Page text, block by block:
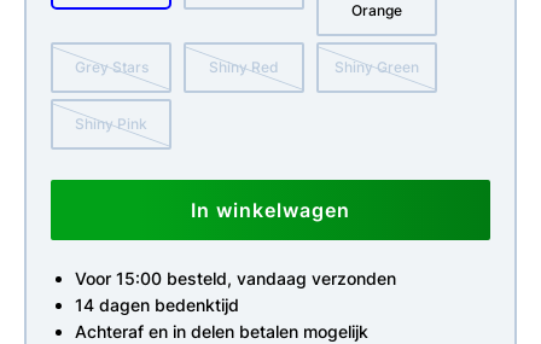
Orange
Grey Stars Shiny Red Shiny Green
Shiny Pink
In winkelwagen
Voor 15:00 besteld, vandaag verzonden
14 dagen bedenktijd
Achteraf en in delen betalen mogelijk